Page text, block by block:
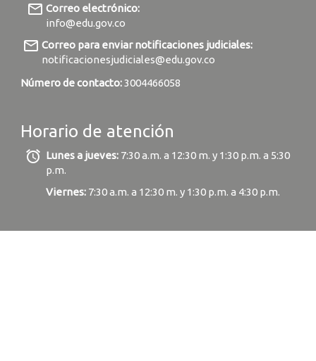
mail_outline Correo electrónico:
info@edu.gov.co
mail_outline Correo para enviar notificaciones judiciales:
notificacionesjudiciales@edu.gov.co
Número de contacto:3004466058
Horario de atención
alarm Lunes a jueves: 7:30 a.m. a 12:30 m. y 1:30 p.m. a 5:30
p.m.
Viernes:7:30 a.m. a 12:30 m. y 1:30 p.m. a 4:30 p.m.